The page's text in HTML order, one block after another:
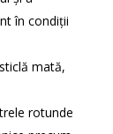
în condiții
mată,
rotunde